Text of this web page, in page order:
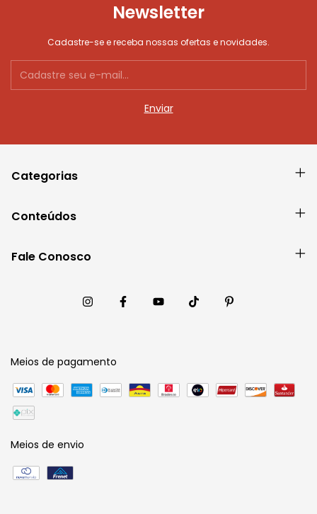
Newsletter
Cadastre-se e receba nossas ofertas e novidades.
Categorias
Conteúdos
Fale Conosco
Meios de pagamento
Meios de envio